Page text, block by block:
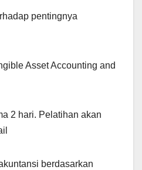
pentingnya
Asset Accounting and
2 hari. Pelatihan akan
berdasarkan